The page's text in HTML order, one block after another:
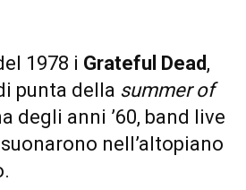
1978 i Grateful Dead,
punta della summer of
degli anni ’60, band live
nell’altopiano